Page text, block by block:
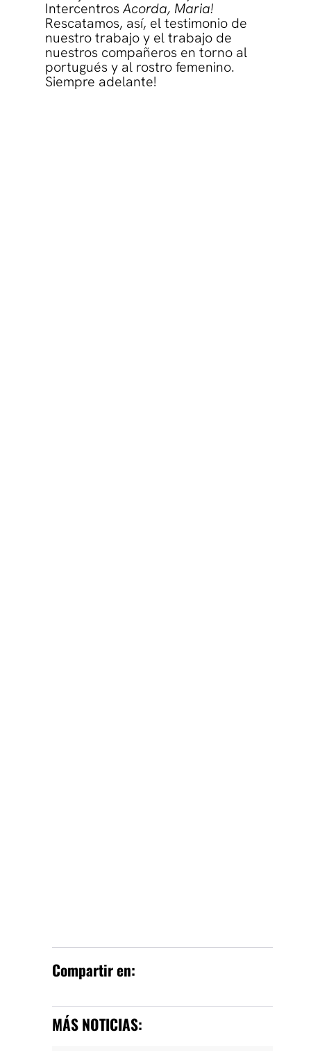
IntercentrosAcorda, Maria!
Rescatamos, así, el testimonio de
nuestro trabajo y el trabajo de
nuestros compañeros en torno al
portugués y al rostro femenino.
Siempre adelante!
Compartir en:
MÁS NOTICIAS: